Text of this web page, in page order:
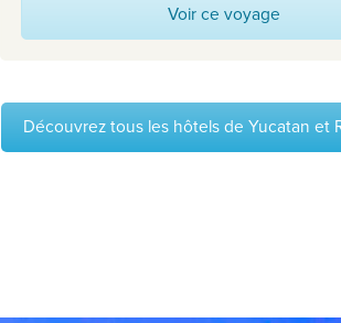
Voir ce voyage
Découvrez tous les hôtels de Yucatan et